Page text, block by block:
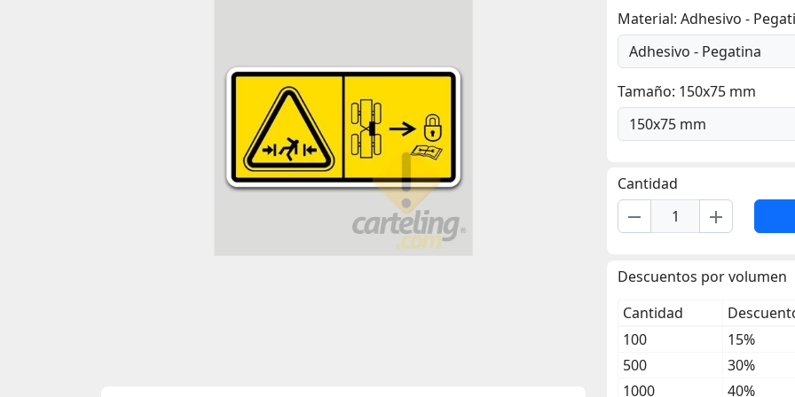
Material: Adhesivo -
Tamaño: 150x75 mm
Cantidad
remove add
Descuentos por volumen
Cantidad
100
15%
500
30%
1000
40%